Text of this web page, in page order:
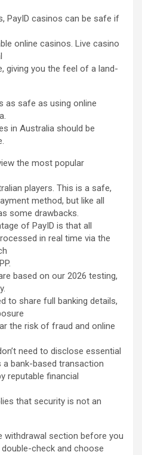
PayID casinos can be safe if
online casinos. Live casino
giving you the feel of a land-
as safe as using online
in Australia should be
the most popular
players. This is a safe,
method, but like all
some drawbacks.
of PayID is that all
in real time via the
based on our 2026 testing,
to share full banking details,
the risk of fraud and online
need to disclose essential
a bank-based transaction
reputable financial
that security is not an
withdrawal section before you
check and choose